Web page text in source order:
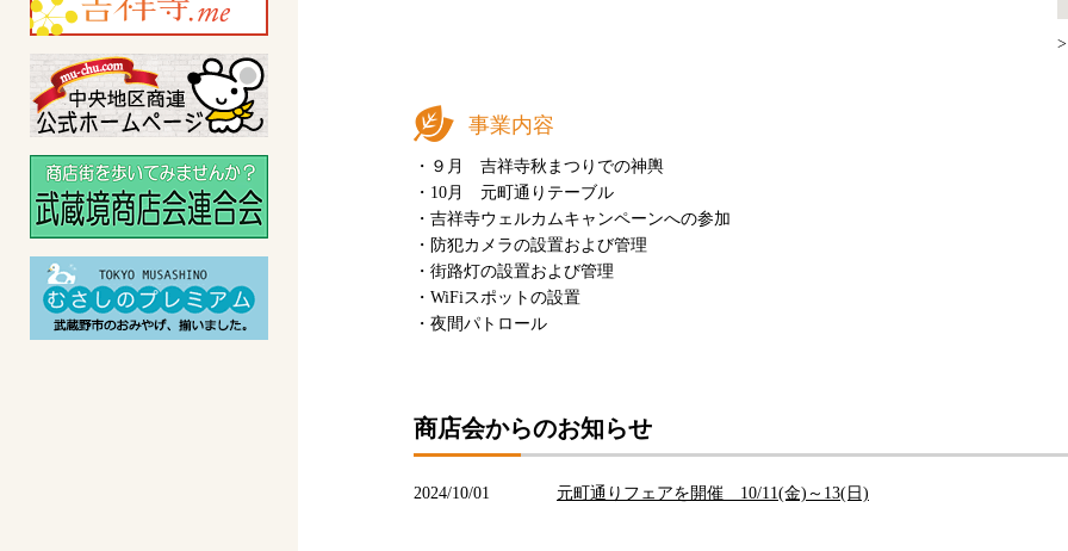
事業内容
・９月 吉祥寺秋まつりでの神輿
・10月 元町通りテーブル
・吉祥寺ウェルカムキャンペーンへの参加
・防犯カメラの設置および管理
・街路灯の設置および管理
・WiFiスポットの設置
・夜間パトロール
商店会からのお知らせ
2024/10/01 元町通りフェアを開催 10/11(金)～13(日)